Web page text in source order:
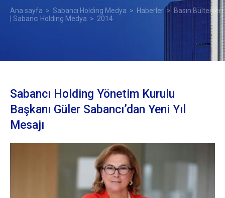
Ana sayfa > Sabancı Holding Medya > Haberler> Basın Bültenleri
| Sabancı Holding Medya > 2014
Sabancı Holding Yönetim Kurulu
Başkanı Güler Sabancı’dan Yeni Yıl
Mesajı